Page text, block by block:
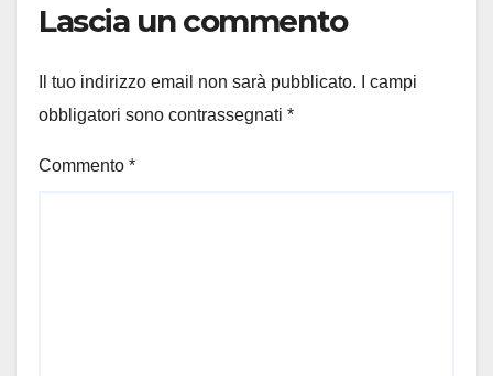
Lascia un commento
Il tuo indirizzo email non sarà pubblicato.
I campi
obbligatori sono contrassegnati *
Commento *